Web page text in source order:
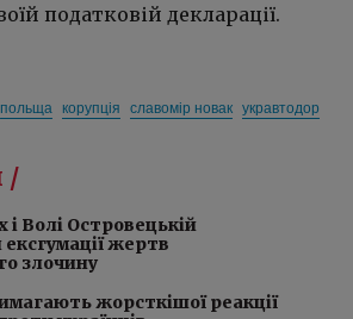
податковій декларації.
польща корупція славомір новак укравтодор
/
і Волі Островецькій
жертв
злочину
жорсткішої реакції